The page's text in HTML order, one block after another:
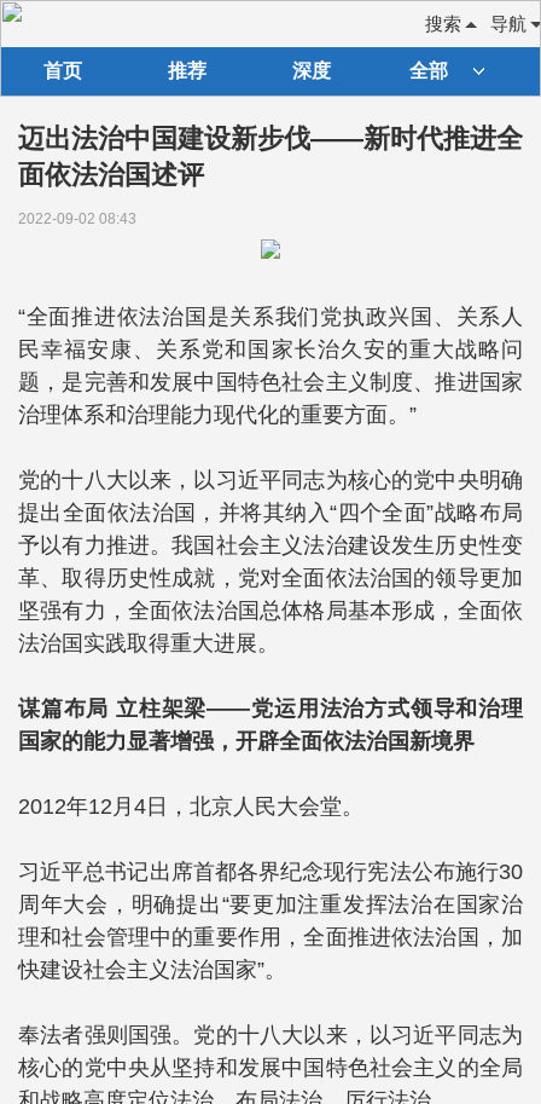
导航
搜索
首页 推荐 深度 全部
迈出法治中国建设新步伐——新时代推进全
面依法治国述评
2022-09-02 08:43
“全面推进依法治国是关系我们党执政兴国、关系人
民幸福安康、关系党和国家长治久安的重大战略问
题，是完善和发展中国特色社会主义制度、推进国家
治理体系和治理能力现代化的重要方面。”
党的十八大以来，以习近平同志为核心的党中央明确
提出全面依法治国，并将其纳入“四个全面”战略布局
予以有力推进。我国社会主义法治建设发生历史性变
革、取得历史性成就，党对全面依法治国的领导更加
坚强有力，全面依法治国总体格局基本形成，全面依
法治国实践取得重大进展。
谋篇布局 立柱架梁——党运用法治方式领导和治理
国家的能力显著增强，开辟全面依法治国新境界
2012年12月4日，北京人民大会堂。
习近平总书记出席首都各界纪念现行宪法公布施行30
周年大会，明确提出“要更加注重发挥法治在国家治
理和社会管理中的重要作用，全面推进依法治国，加
快建设社会主义法治国家”。
奉法者强则国强。党的十八大以来，以习近平同志为
核心的党中央从坚持和发展中国特色社会主义的全局